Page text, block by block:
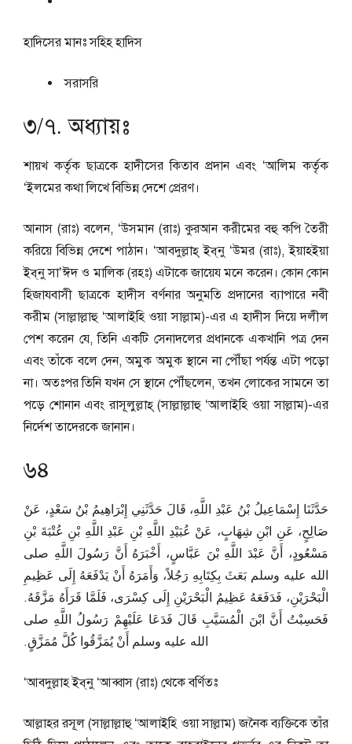
হাদিসের মানঃসহিহ হাদিস
সরাসরি
৩/৭. অধ্যায়ঃ
শায়খ কর্তৃক ছাত্রকে হাদীসের কিতাব প্রদান এবং ‘আলিম কর্তৃক
‘ইলমের কথা লিখে বিভিন্ন দেশে প্রেরণ।
আনাস (রাঃ) বলেন, ‘উসমান (রাঃ) কুরআন করীমের বহু কপি তৈরী
করিয়ে বিভিন্ন দেশে পাঠান। ‘আবদুল্লাহ্ ইব্‌নু ‘উমর (রাঃ), ইয়াহইয়া
ইব্‌নু সা’ঈদ ও মালিক (রহঃ) এটাকে জায়েয মনে করেন। কোন কোন
হিজাযবাসী ছাত্রকে হাদীস বর্ণনার অনুমতি প্রদানের ব্যাপারে নবী
করীম (সাল্লাল্লাহু ‘আলাইহি ওয়া সাল্লাম)-এর এ হাদীস দিয়ে দলীল
পেশ করেন যে, তিনি একটি সেনাদলের প্রধানকে একখানি পত্র দেন
এবং তাঁকে বলে দেন, অমুক অমুক স্থানে না পৌঁছা পর্যন্ত এটা পড়ো
না। অতঃপর তিনি যখন সে স্থানে পৌঁছলেন, তখন লোকের সামনে তা
পড়ে শোনান এবং রাসূলুল্লাহ্ (সাল্লাল্লাহু ‘আলাইহি ওয়া সাল্লাম)-এর
নির্দেশ তাদেরকে জানান।
৬৪
حَدَّثَنَا إِسْمَاعِيلُ بْنُ عَبْدِ اللَّهِ، قَالَ حَدَّثَنِي إِبْرَاهِيمُ بْنُ سَعْدٍ، عَنْ
صَالِحٍ، عَنِ ابْنِ شِهَابٍ، عَنْ عُبَيْدِ اللَّهِ بْنِ عَبْدِ اللَّهِ بْنِ عُتْبَةَ بْنِ
مَسْعُودٍ، أَنَّ عَبْدَ اللَّهِ بْنَ عَبَّاسٍ، أَخْبَرَهُ أَنَّ رَسُولَ اللَّهِ صلى
الله عليه وسلم بَعَثَ بِكِتَابِهِ رَجُلاً، وَأَمَرَهُ أَنْ يَدْفَعَهُ إِلَى عَظِيمِ
الْبَحْرَيْنِ، فَدَفَعَهُ عَظِيمُ الْبَحْرَيْنِ إِلَى كِسْرَى، فَلَمَّا قَرَأَهُ مَزَّقَهُ‏.‏
فَحَسِبْتُ أَنَّ ابْنَ الْمُسَيَّبِ قَالَ فَدَعَا عَلَيْهِمْ رَسُولُ اللَّهِ صلى
الله عليه وسلم أَنْ يُمَزَّقُوا كُلَّ مُمَزَّقٍ‏.‏
‘আবদুল্লাহ ইব্‌নু ‘আব্বাস (রাঃ) থেকে বর্ণিতঃ
আল্লাহর রসূল (সাল্লাল্লাহু ‘আলাইহি ওয়া সাল্লাম) জনৈক ব্যক্তিকে তাঁর